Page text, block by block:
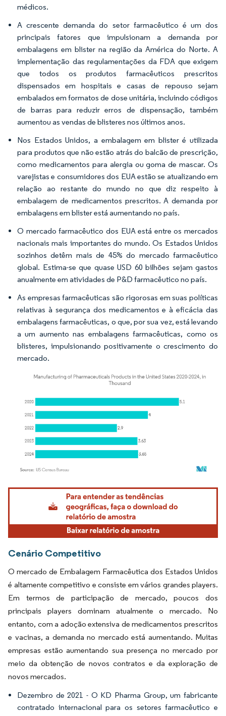
médicos.
A crescente demanda do setor farmacêutico é um dos
principais fatores que impulsionam a demanda por
embalagens em blister na região da América do Norte. A
implementação das regulamentações da FDA que exigem
que todos os produtos farmacêuticos prescritos
dispensados em hospitais e casas de repouso sejam
embalados em formatos de dose unitária, incluindo códigos
de barras para reduzir erros de dispensação, também
aumentou as vendas de blisteres nos últimos anos.
Nos Estados Unidos, a embalagem em blister é utilizada
para produtos que não estão atrás do balcão de prescrição,
como medicamentos para alergia ou goma de mascar. Os
varejistas e consumidores dos EUA estão se atualizando em
relação ao restante do mundo no que diz respeito à
embalagem de medicamentos prescritos. A demanda por
embalagens em blister está aumentando no país.
O mercado farmacêutico dos EUA está entre os mercados
nacionais mais importantes do mundo. Os Estados Unidos
sozinhos detêm mais de 45% do mercado farmacêutico
global. Estima-se que quase USD 60 bilhões sejam gastos
anualmente em atividades de P&D farmacêutico no país.
As empresas farmacêuticas são rigorosas em suas políticas
relativas à segurança dos medicamentos e à eficácia das
embalagens farmacêuticas, o que, por sua vez, está levando
a um aumento nas embalagens farmacêuticas, como os
blisteres, impulsionando positivamente o crescimento do
mercado.
Imagem © Mordor Intelligence. O reuso requer atribuição conforme CC BY 4.0.
Cenário Competitivo
O mercado de Embalagem Farmacêutica dos Estados Unidos
é altamente competitivo e consiste em vários grandes players.
Em termos de participação de mercado, poucos dos
principais players dominam atualmente o mercado. No
entanto, com a adoção extensiva de medicamentos prescritos
e vacinas, a demanda no mercado está aumentando. Muitas
empresas estão aumentando sua presença no mercado por
meio da obtenção de novos contratos e da exploração de
novos mercados.
Dezembro de 2021 - O KD Pharma Group, um fabricante
contratado internacional para os setores farmacêutico e